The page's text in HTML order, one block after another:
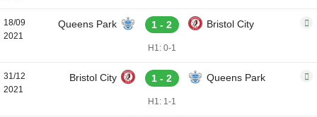
18/09
2021
Queens Park 1 - 2 Bristol City
H1: 0-1
31/12
2021
Bristol City 1 - 2 Queens Park
H1: 1-1